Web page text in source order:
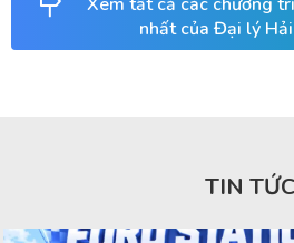
nhất của Đại lý
TIN TỨC